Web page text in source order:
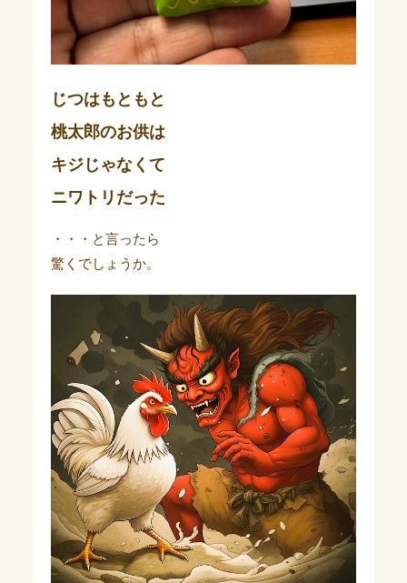
じつはもともと
桃太郎のお供は
キジじゃなくて
ニワトリだった
・・・と言ったら
驚くでしょうか。